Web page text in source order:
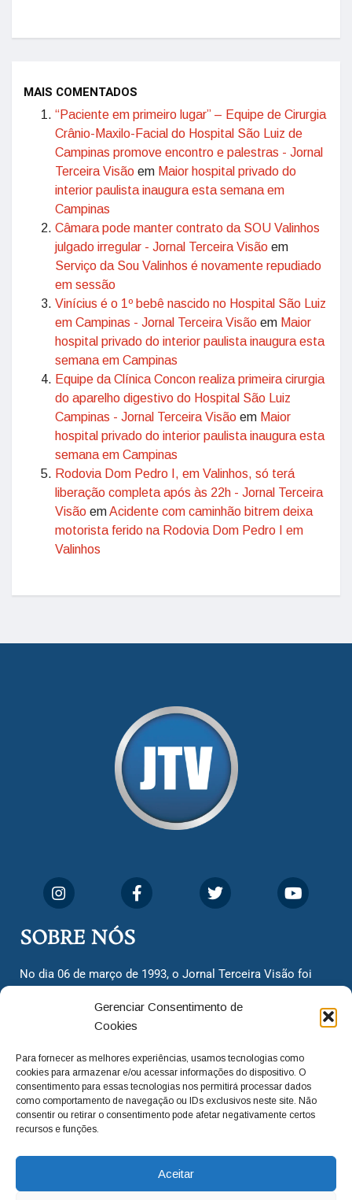
Gerenciar Consentimento de
Cookies
Para fornecer as melhores experiências, usamos tecnologias como
cookies para armazenar e/ou acessar informações do dispositivo. O
consentimento para essas tecnologias nos permitirá processar dados
como comportamento de navegação ou IDs exclusivos neste site. Não
consentir ou retirar o consentimento pode afetar negativamente certos
recursos e funções.
Aceitar
MAIS COMENTADOS
“Paciente em primeiro lugar” – Equipe de Cirurgia
Crânio-Maxilo-Facial do Hospital São Luiz de
Campinas promove encontro e palestras - Jornal
Terceira Visão em Maior hospital privado do
interior paulista inaugura esta semana em
Campinas
Câmara pode manter contrato da SOU Valinhos
julgado irregular - Jornal Terceira Visão em
Serviço da Sou Valinhos é novamente repudiado
em sessão
Vinícius é o 1º bebê nascido no Hospital São Luiz
em Campinas - Jornal Terceira Visão em Maior
hospital privado do interior paulista inaugura esta
semana em Campinas
Equipe da Clínica Concon realiza primeira cirurgia
do aparelho digestivo do Hospital São Luiz
Campinas - Jornal Terceira Visão em Maior
hospital privado do interior paulista inaugura esta
semana em Campinas
Rodovia Dom Pedro I, em Valinhos, só terá
liberação completa após às 22h - Jornal Terceira
Visão emAcidente com caminhão bitrem deixa
motorista ferido na Rodovia Dom Pedro I em
Valinhos
SOBRE NÓS
No dia 06 de março de 1993, o Jornal Terceira Visão foi
cidadãos valinhenses, já que naquela época só existiam
dois jornais. Há mais de 30 anos, o jornal continua
com o foco de trazer as melhores notícias. Nunca
deixamos de lado as necessidades do cidadão, sempre
questionando os órgãos públicos em busca de melhorias
para a cidade e sempre cobrando resoluções para casos
adm@jtv.com.br (19) 3929-6225